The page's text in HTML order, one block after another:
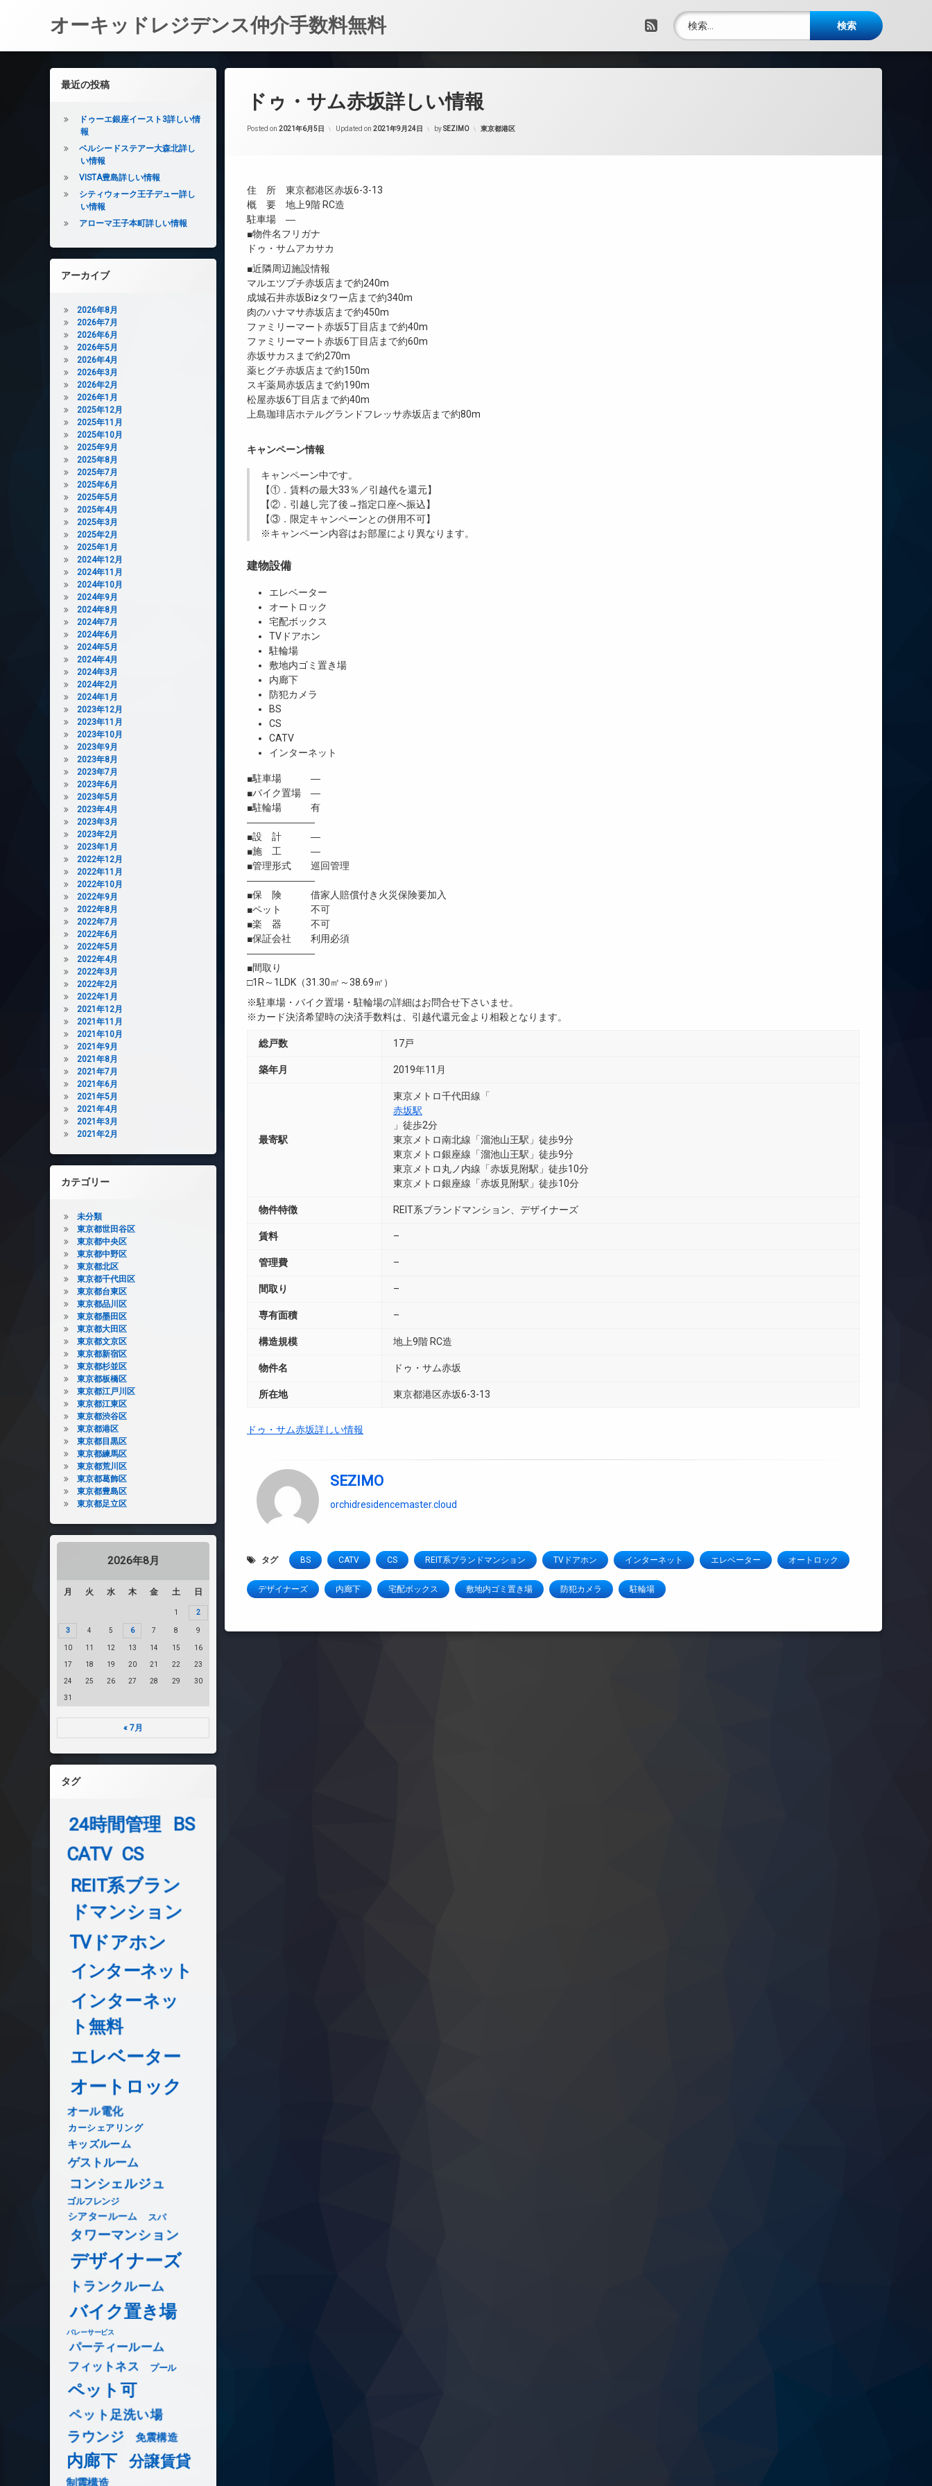
オーキッドレジデンス仲介手数料無料 RSS
検索:
ドゥ・サム赤坂詳しい情報
Posted on 2021年6月5日 Updated on 2021年9月24日 bySEZIMO カテゴリー:
東京都港区
住 所 東京都港区赤坂6-3-13
概 要 地上9階 RC造
駐車場 ―
■物件名フリガナ
ドゥ・サムアカサカ
■近隣周辺施設情報
マルエツプチ赤坂店まで約240m
成城石井赤坂Bizタワー店まで約340m
肉のハナマサ赤坂店まで約450m
ファミリーマート赤坂5丁目店まで約40m
ファミリーマート赤坂6丁目店まで約60m
赤坂サカスまで約270m
薬ヒグチ赤坂店まで約150m
スギ薬局赤坂店まで約190m
松屋赤坂6丁目店まで約40m
上島珈琲店ホテルグランドフレッサ赤坂店まで約80m
キャンペーン情報
キャンペーン中です。
【①．賃料の最大33％／引越代を還元】
【②．引越し完了後→指定口座へ振込】
【③．限定キャンペーンとの併用不可】
※キャンペーン内容はお部屋により異なります。
建物設備
エレベーター
オートロック
宅配ボックス
TVドアホン
駐輪場
敷地内ゴミ置き場
内廊下
防犯カメラ
BS
CS
CATV
インターネット
■駐車場 ―
■バイク置場 ―
■駐輪場 有
―――――――
■設 計 ―
■施 工 ―
■管理形式 巡回管理
―――――――
■保 険 借家人賠償付き火災保険要加入
■ペット 不可
■楽 器 不可
■保証会社 利用必須
―――――――
■間取り
□1R～1LDK（31.30㎡～38.69㎡）
※駐車場・バイク置場・駐輪場の詳細はお問合せ下さいませ。
※カード決済希望時の決済手数料は、引越代還元金より相殺となります。
総戸数 17戸
築年月 2019年11月
最寄駅
東京メトロ千代田線「
赤坂駅
」徒歩2分
東京メトロ南北線「溜池山王駅」徒歩9分
東京メトロ銀座線「溜池山王駅」徒歩9分
東京メトロ丸ノ内線「赤坂見附駅」徒歩10分
東京メトロ銀座線「赤坂見附駅」徒歩10分
物件特徴 REIT系ブランドマンション、デザイナーズ
賃料 –
管理費 –
間取り –
専有面積 –
構造規模 地上9階 RC造
物件名 ドゥ・サム赤坂
所在地 東京都港区赤坂6-3-13
ドゥ・サム赤坂詳しい情報
SEZIMO
orchidresidencemaster.cloud
タグ BS CATV CS REIT系ブランドマンション TVドアホン インターネット エレベーター オートロック
デザイナーズ 内廊下 宅配ボックス 敷地内ゴミ置き場 防犯カメラ 駐輪場
左サイドバー
最近の投稿
ドゥーエ銀座イースト3詳しい情
報
ベルシードステアー大森北詳し
い情報
VISTA豊島詳しい情報
シティウォーク王子デュー詳し
い情報
アローマ王子本町詳しい情報
アーカイブ
2026年8月
2026年7月
2026年6月
2026年5月
2026年4月
2026年3月
2026年2月
2026年1月
2025年12月
2025年11月
2025年10月
2025年9月
2025年8月
2025年7月
2025年6月
2025年5月
2025年4月
2025年3月
2025年2月
2025年1月
2024年12月
2024年11月
2024年10月
2024年9月
2024年8月
2024年7月
2024年6月
2024年5月
2024年4月
2024年3月
2024年2月
2024年1月
2023年12月
2023年11月
2023年10月
2023年9月
2023年8月
2023年7月
2023年6月
2023年5月
2023年4月
2023年3月
2023年2月
2023年1月
2022年12月
2022年11月
2022年10月
2022年9月
2022年8月
2022年7月
2022年6月
2022年5月
2022年4月
2022年3月
2022年2月
2022年1月
2021年12月
2021年11月
2021年10月
2021年9月
2021年8月
2021年7月
2021年6月
2021年5月
2021年4月
2021年3月
2021年2月
カテゴリー
未分類
東京都世田谷区
東京都中央区
東京都中野区
東京都北区
東京都千代田区
東京都台東区
東京都品川区
東京都墨田区
東京都大田区
東京都文京区
東京都新宿区
東京都杉並区
東京都板橋区
東京都江戸川区
東京都江東区
東京都渋谷区
東京都港区
東京都目黒区
東京都練馬区
東京都荒川区
東京都葛飾区
東京都豊島区
東京都足立区
2026年8月
月 火 水 木 金 土 日
1 2
3 4 5 6 7 8 9
10 11 12 13 14 15 16
17 18 19 20 21 22 23
24 25 26 27 28 29 30
31
« 7月
タグ
24時間管理
BS
CATV CS
REIT系ブラン
ドマンション
TVドアホン
インターネット
インターネッ
ト無料
エレベーター
オートロック
オール電化
カーシェアリング
キッズルーム
ゲストルーム
コンシェルジュ
ゴルフレンジ
シアタールーム スパ
タワーマンション
デザイナーズ
トランクルーム
バイク置き場
バレーサービス
パーティールーム
フィットネス プール
ペット可
ペット足洗い場
ラウンジ 免震構造
内廊下 分譲賃貸
制震構造